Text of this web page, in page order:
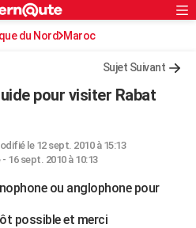
du Nord Maroc
Sujet Suivant
pour visiter Rabat
le 12 sept. 2010 à 15:13
- 16 sept. 2010 à 10:13
ou anglophone pour
possible et merci